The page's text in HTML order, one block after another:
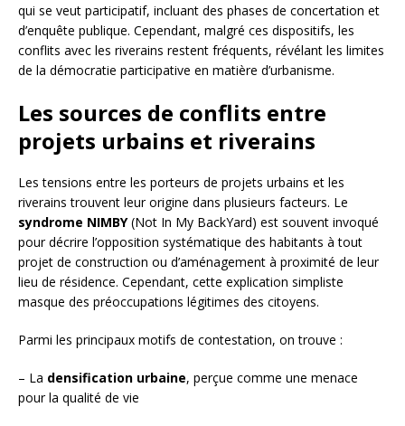
qui se veut participatif, incluant des phases de concertation et
d’enquête publique. Cependant, malgré ces dispositifs, les
conflits avec les riverains restent fréquents, révélant les limites
de la démocratie participative en matière d’urbanisme.
Les sources de conflits entre
projets urbains et riverains
Les tensions entre les porteurs de projets urbains et les
riverains trouvent leur origine dans plusieurs facteurs. Le
syndrome NIMBY(Not In My BackYard) est souvent invoqué
pour décrire l’opposition systématique des habitants à tout
projet de construction ou d’aménagement à proximité de leur
lieu de résidence. Cependant, cette explication simpliste
masque des préoccupations légitimes des citoyens.
Parmi les principaux motifs de contestation, on trouve :
– La densification urbaine, perçue comme une menace
pour la qualité de vie